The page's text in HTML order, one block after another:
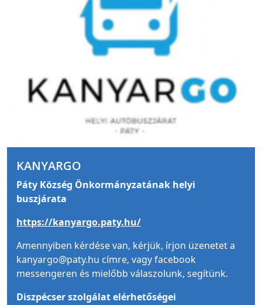
KANYARGO
Páty Község Önkormányzatának helyi
buszjárata
https://kanyargo.paty.hu/
Amennyiben kérdése van, kérjük, írjon üzenetet a
kanyargo@paty.hu címre, vagy facebook
messengeren és mielőbb válaszolunk, segítünk.
Diszpécser szolgálat elérhetőségei